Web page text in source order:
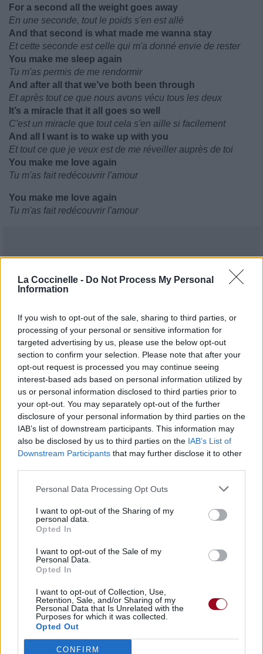
La Coccinelle - Do Not Process My Personal
Information
If you wish to opt-out of the sale, sharing to third parties, or
processing of your personal or sensitive information for
targeted advertising by us, please use the below opt-out
section to confirm your selection. Please note that after your
opt-out request is processed you may continue seeing
interest-based ads based on personal information utilized by
us or personal information disclosed to third parties prior to
your opt-out. You may separately opt-out of the further
disclosure of your personal information by third parties on the
IAB’s list of downstream participants. This information may
also be disclosed by us to third parties on the IAB’s List of
Downstream Participants that may further disclose it to other
Personal Data Processing Opt Outs
I want to opt-out of the Sharing of my
personal data.
Opted In
I want to opt-out of the Sale of my
Personal Data.
Opted In
I want to opt-out of Collection, Use,
Retention, Sale, and/or Sharing of my
Personal Data that Is Unrelated with the
Purposes for which it was collected.
Opted Out
CONFIRM
For a second all the weight goes away
En une seconde, tout le poids s'en est allé
And that second is what made me wanna stay
Et cette seconde est celle qui m'a donné envie de rester
You make me sleep again
Tu m'as permis de me rendormir
And after all that we’ve both been through
Et après tout ce que nous avons vécu tous les deux
It’s a miracle that it all goes so well
C'est un miracle que tout cela s'en aille si facilement
And all I want is to wake up with you
Et tout ce que je veux est de me réveiller auprès de toi
You make me love again
Tu m'as fait redécouvrir l'amour
You make me love again
Tu m'as fait redécouvrir l'amour
Publié parTigrex-Feu d'Hiver 93241
le 13 avril
2024 à 8h14.
Chanteurs : Feldup
Albums : Stared at from a Distance
Paroles + Traduction
Commentaires
Pour prolonger le plaisir musical :